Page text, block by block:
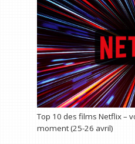
Top 10 des films Netflix –
moment (25-26 avril)